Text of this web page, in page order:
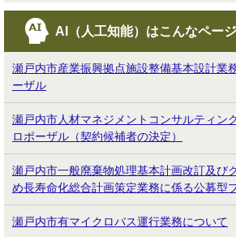
AI（人工知能）はこんなペー
瀬戸内市産業振興拠点施設整備基本設計業
ーザル
瀬戸内市人材マネジメントコンサルティン
ロポーザル（契約候補者の決定）
瀬戸内市一般廃棄物処理基本計画改訂及び
め長寿命化総合計画策定業務に係る公募型
瀬戸内市有マイクロバス運行業務について